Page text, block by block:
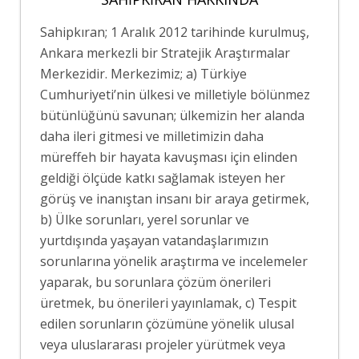
Sahipkıran; 1 Aralık 2012 tarihinde kurulmuş,
Ankara merkezli bir Stratejik Araştırmalar
Merkezidir. Merkezimiz; a) Türkiye
Cumhuriyeti’nin ülkesi ve milletiyle bölünmez
bütünlüğünü savunan; ülkemizin her alanda
daha ileri gitmesi ve milletimizin daha
müreffeh bir hayata kavuşması için elinden
geldiği ölçüde katkı sağlamak isteyen her
görüş ve inanıştan insanı bir araya getirmek,
b) Ülke sorunları, yerel sorunlar ve
yurtdışında yaşayan vatandaşlarımızın
sorunlarına yönelik araştırma ve incelemeler
yaparak, bu sorunlara çözüm önerileri
üretmek, bu önerileri yayınlamak, c) Tespit
edilen sorunların çözümüne yönelik ulusal
veya uluslararası projeler yürütmek veya